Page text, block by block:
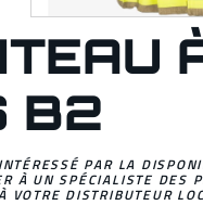
B2
PAR LA
À UN SPÉCIALISTE DES
VOTRE DISTRIBUTEUR